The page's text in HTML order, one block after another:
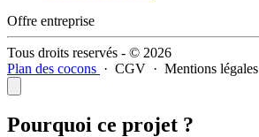
Offre entreprise
Tous droits reservés - © 2026
Plan des cocons · CGV · Mentions légales
Pourquoi ce projet ?